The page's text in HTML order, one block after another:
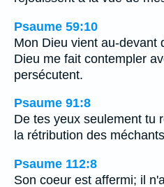
Psaume 59:10
Mon Dieu vient au-devant
Dieu me fait contempler
persécutent.
Psaume 91:8
De tes yeux seulement tu
la rétribution des
Psaume 112:8
Son coeur est affermi; il